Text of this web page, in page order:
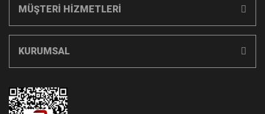
MÜŞTERİ HİZMETLERİ
KURUMSAL